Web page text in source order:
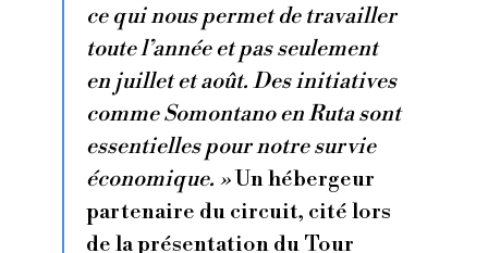
ce qui nous permet de travailler
toute l’année et pas seulement
en juillet et août. Des initiatives
comme Somontano en Ruta sont
essentielles pour notre survie
économique. »Un hébergeur
partenaire du circuit, cité lors
de la présentation du Tour